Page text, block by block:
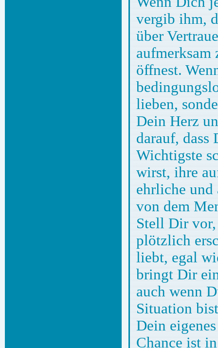
vergib ihm,
über
aufmerksam
öffnest.
lieben,
Dein Herz
darauf, dass
Wichtigste
wirst, ihre
ehrliche und
von dem
Stell Dir vor,
plötzlich
liebt, egal
bringt Dir
auch wenn
Situation
Dein
Chance ist